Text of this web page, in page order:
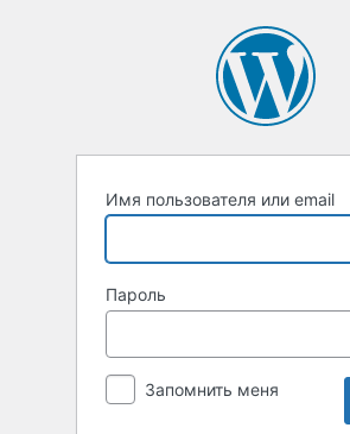
Имя пользователя или email
Пароль
Запомнить меня